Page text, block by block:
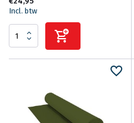
Incl. btw